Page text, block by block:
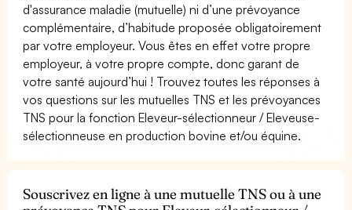
d'assurance maladie (mutuelle) ni d’une prévoyance
complémentaire, d’habitude proposée obligatoirement
par votre employeur. Vous êtes en effet votre propre
employeur, à votre propre compte, donc garant de
votre santé aujourd’hui ! Trouvez toutes les réponses à
vos questions sur les mutuelles TNS et les prévoyances
TNS pour la fonction Eleveur-sélectionneur / Eleveuse-
sélectionneuse en production bovine et/ou équine.
Souscrivez en ligne à une mutuelle TNS ou à une